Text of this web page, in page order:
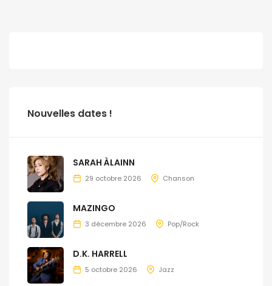
Nouvelles dates !
SARAH ÀLAINN
29 octobre 2026 Chanson
MAZINGO
3 décembre 2026 Pop/Rock
D.K. HARRELL
5 octobre 2026 Jazz